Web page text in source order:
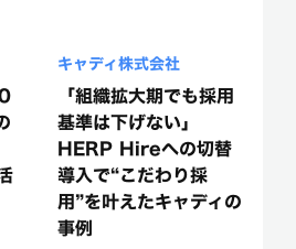
キャディ株式会社
「組織拡大期でも採用
基準は下げない」
HERP Hireへの切替
導入で“こだわり採
用”を叶えたキャディの
事例